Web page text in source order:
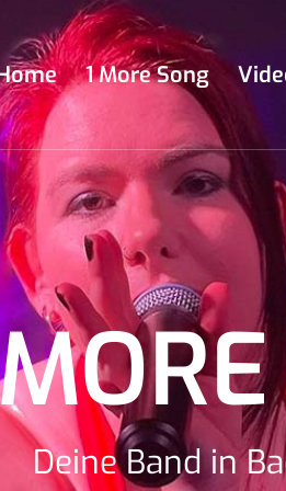
1 More Song
Deine Band in